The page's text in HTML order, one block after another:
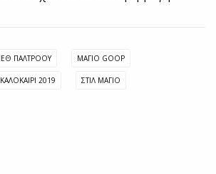
ΠΑΛΤΡΟΟΥ ΜΑΓΙΟ GOOP
2019 ΣΤΙΛ ΜΑΓΙΟ